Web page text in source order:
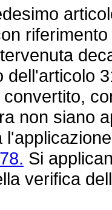
dell'articolo
convertito,
non siano
Si
verifica